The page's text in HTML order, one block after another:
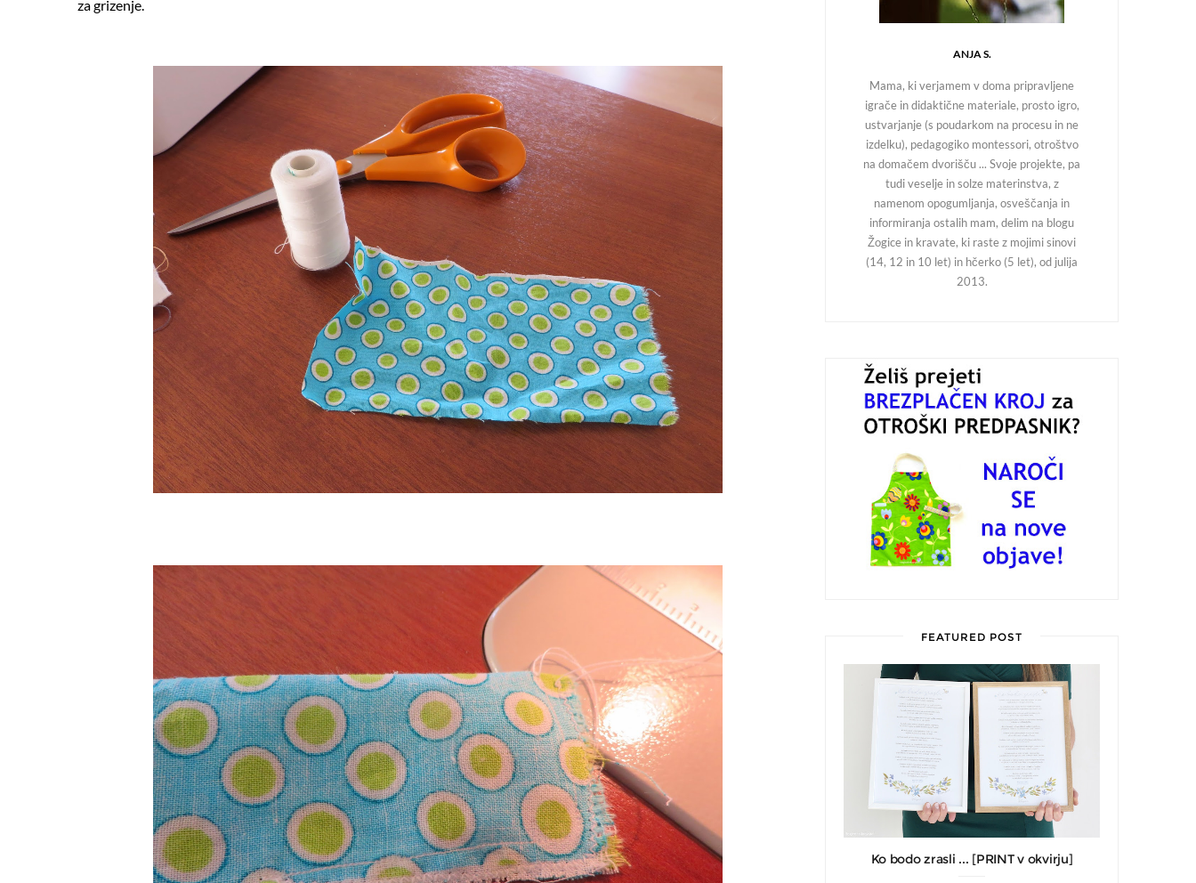
za grizenje.
ANJA S.
Mama, ki verjamem v doma pripravljene
igrače in didaktične materiale, prosto igro,
ustvarjanje (s poudarkom na procesu in ne
izdelku), pedagogiko montessori, otroštvo
na domačem dvorišču ... Svoje projekte, pa
tudi veselje in solze materinstva, z
namenom opogumljanja, osveščanja in
informiranja ostalih mam, delim na blogu
Žogice in kravate, ki raste z mojimi sinovi
(14, 12 in 10 let) in hčerko (5 let), od julija
2013.
FEATURED POST
Ko bodo zrasli ... [PRINT v okvirju]